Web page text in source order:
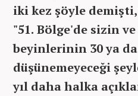
iki kez şöyle
"51. Bölge'de sizin
beyinlerinin 30 ya da
düşünemeyeceği
yıl daha halka